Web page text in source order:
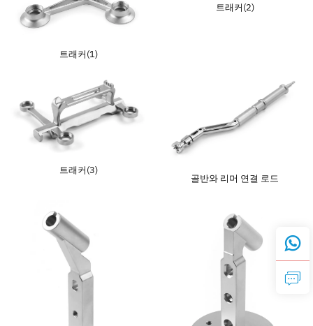
트래커(1)
트래커(2)
트래커(3)
골반와 리머 연결 로드